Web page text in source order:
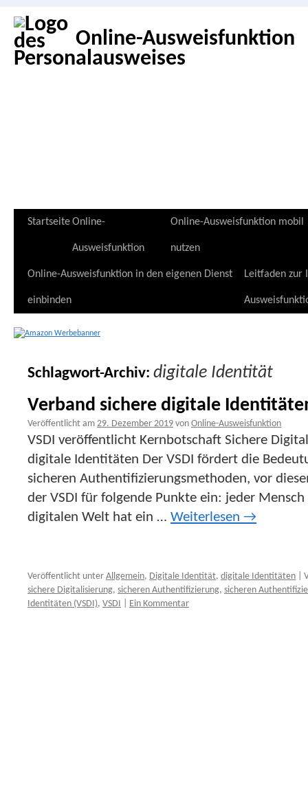
Online-Ausweisfunktion
Zum
springen
StartseiteOnline-
Ausweisfunktion
Online-Ausweisfunktion mobil
nutzen
Online-Ausweisfunktion in den eigenen Dienst
einbinden
Leitfaden zur
Schlagwort-Archiv: digitale Identität
Verband sichere digitale
Veröffentlicht am 29. Dezember 2019 von Online-Ausweisfunktion
VSDI veröffentlicht Kernbotschaft Sichere
digitale Identitäten Der VSDI fördert die
sicheren Authentifizierungsmethoden, vor
der VSDI für folgende Punkte ein: jeder
digitalen Welt hat ein … Weiterlesen →
Veröffentlicht unter Allgemein, Digitale Identität, digitale Identitäten
sichere Digitalisierung, sicheren Authentifizierung, sicheren
Identitäten (VSDI), VSDI Ein Kommentar